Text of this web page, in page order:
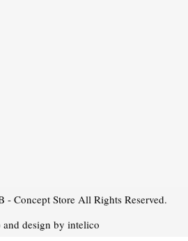
- Concept Store All Rights Reserved.
and design by intelico